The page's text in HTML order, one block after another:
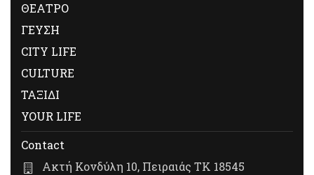
ΘΕΑΤΡΟ
ΓΕΥΣΗ
CITY LIFE
CULTURE
ΤΑΞΙΔΙ
YOUR LIFE
Contact
Ακτή Κονδύλη 10, Πειραιάς ΤΚ 18545